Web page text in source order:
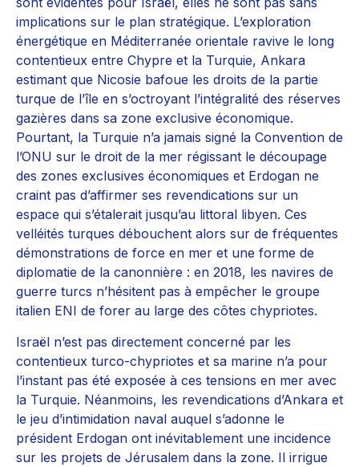
implications sur le plan stratégique. L’exploration
énergétique en Méditerranée orientale ravive le long
contentieux entre Chypre et la Turquie, Ankara
estimant que Nicosie bafoue les droits de la partie
turque de l’île en s’octroyant l’intégralité des réserves
gazières dans sa zone exclusive économique.
Pourtant, la Turquie n’a jamais signé la Convention de
l’ONU sur le droit de la mer régissant le découpage
des zones exclusives économiques et Erdogan ne
craint pas d’affirmer ses revendications sur un
espace qui s’étalerait jusqu’au littoral libyen. Ces
velléités turques débouchent alors sur de fréquentes
démonstrations de force en mer et une forme de
diplomatie de la canonnière : en 2018, les navires de
guerre turcs n’hésitent pas à empêcher le groupe
italien ENI de forer au large des côtes chypriotes.
Israël n’est pas directement concerné par les
contentieux turco-chypriotes et sa marine n’a pour
l’instant pas été exposée à ces tensions en mer avec
la Turquie. Néanmoins, les revendications d’Ankara et
le jeu d’intimidation naval auquel s’adonne le
président Erdogan ont inévitablement une incidence
sur les projets de Jérusalem dans la zone. Il irrigue